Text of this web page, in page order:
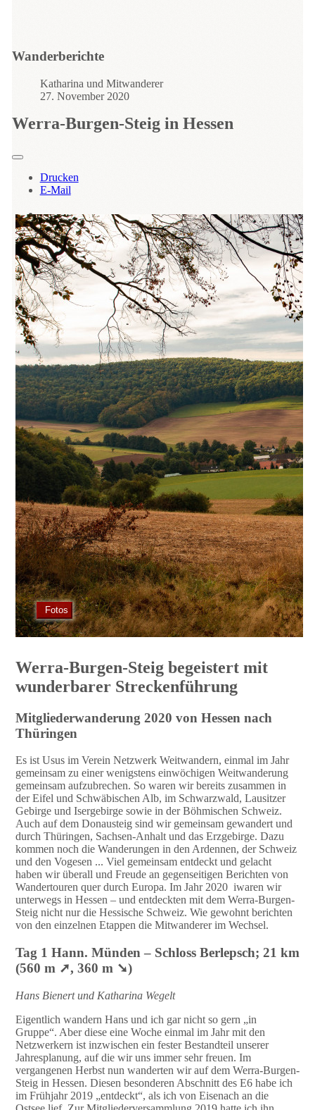
Wanderberichte
Katharina und Mitwanderer
27. November 2020
Werra-Burgen-Steig in Hessen
Drucken
E-Mail
Fotos
Werra-Burgen-Steig begeistert mit
wunderbarer Streckenführung
Mitgliederwanderung 2020 von Hessen nach
Thüringen
Es ist Usus im Verein Netzwerk Weitwandern, einmal im Jahr
gemeinsam zu einer wenigstens einwöchigen Weitwanderung
gemeinsam aufzubrechen. So waren wir bereits zusammen in
der Eifel und Schwäbischen Alb, im Schwarzwald, Lausitzer
Gebirge und Isergebirge sowie in der Böhmischen Schweiz.
Auch auf dem Donausteig sind wir gemeinsam gewandert und
durch Thüringen, Sachsen-Anhalt und das Erzgebirge. Dazu
kommen noch die Wanderungen in den Ardennen, der Schweiz
und den Vogesen ... Viel gemeinsam entdeckt und gelacht
haben wir überall und Freude an gegenseitigen Berichten von
Wandertouren quer durch Europa. Im Jahr 2020 iwaren wir
unterwegs in Hessen – und entdeckten mit dem Werra-Burgen-
Steig nicht nur die Hessische Schweiz. Wie gewohnt berichten
von den einzelnen Etappen die Mitwanderer im Wechsel.
Tag 1 Hann. Münden – Schloss Berlepsch; 21 km
(560 m ➚, 360 m ➘)
Hans Bienert und Katharina Wegelt
Eigentlich wandern Hans und ich gar nicht so gern „in
Gruppe“. Aber diese eine Woche einmal im Jahr mit den
Netzwerkern ist inzwischen ein fester Bestandteil unserer
Jahresplanung, auf die wir uns immer sehr freuen. Im
vergangenen Herbst nun wanderten wir auf dem Werra-Burgen-
Steig in Hessen. Diesen besonderen Abschnitt des E6 habe ich
im Frühjahr 2019 „entdeckt“, als ich von Eisenach an die